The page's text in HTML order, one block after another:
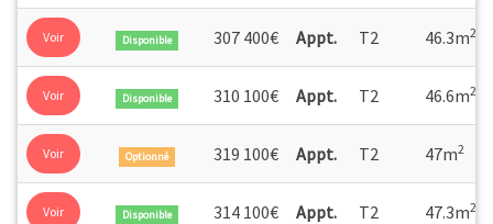
Voir Disponible 307 400€ Appt. T2 46.3m2
Voir Disponible 310 100€ Appt. T2 46.6m2
Voir Optionné 319 100€ Appt. T2 47m2
Voir Disponible 314 100€ Appt. T2 47.3m2